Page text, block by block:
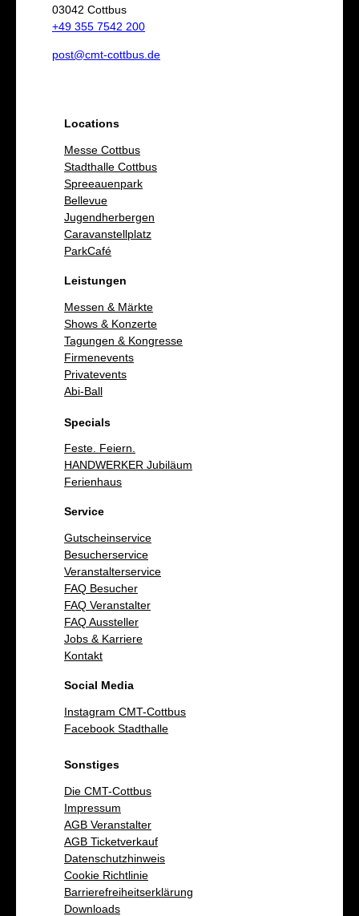
n
03042 Cottbus
+49 355 7542 200
post@cmt-cottbus.de
Locations
Messe Cottbus
Stadthalle Cottbus
Spreeauenpark
Bellevue
Jugendherbergen
Caravanstellplatz
ParkCafé
Leistungen
Messen & Märkte
Shows & Konzerte
Tagungen & Kongresse
Firmenevents
Privatevents
Abi-Ball
Specials
Feste. Feiern.
HANDWERKER Jubiläum
Ferienhaus
Service
Gutscheinservice
Besucherservice
Veranstalterservice
FAQ Besucher
FAQ Veranstalter
FAQ Aussteller
Jobs & Karriere
Kontakt
Social Media
Instagram CMT-Cottbus
Facebook Stadthalle
Sonstiges
Die CMT-Cottbus
Impressum
AGB Veranstalter
AGB Ticketverkauf
Datenschutzhinweis
Cookie Richtlinie
Barrierefreiheitserklärung
Downloads